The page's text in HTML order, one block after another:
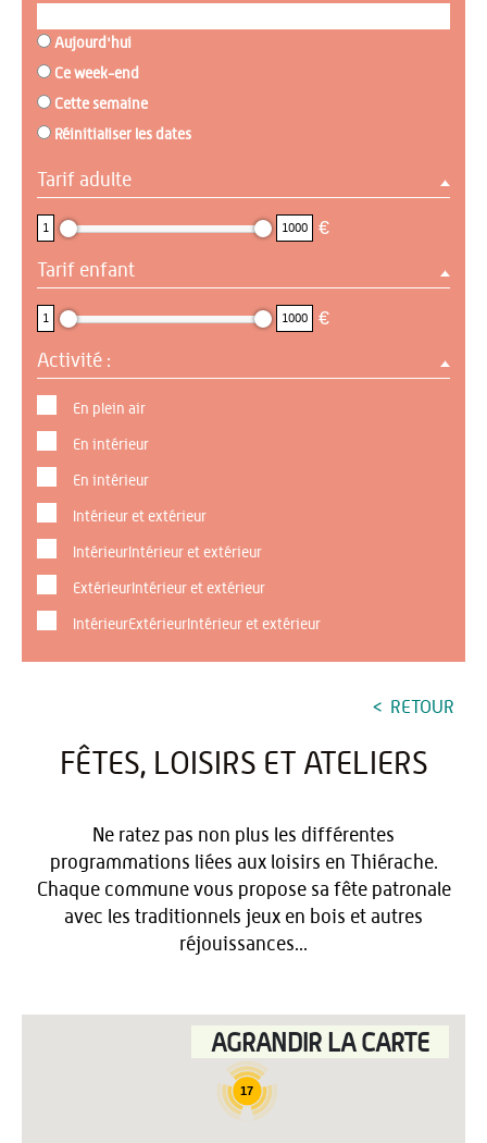
Aujourd'hui
Ce week-end
Cette semaine
Réinitialiser les dates
Tarif adulte
1 1000 €
Tarif enfant
1 1000 €
Activité :
En plein air
En intérieur
En intérieur
Intérieur et extérieur
IntérieurIntérieur et extérieur
ExtérieurIntérieur et extérieur
IntérieurExtérieurIntérieur et extérieur
RETOUR
FÊTES, LOISIRS ET ATELIERS
Ne ratez pas non plus les différentes
programmations liées aux loisirs en Thiérache.
Chaque commune vous propose sa fête patronale
avec les traditionnels jeux en bois et autres
réjouissances...
17
AGRANDIR LA CARTE